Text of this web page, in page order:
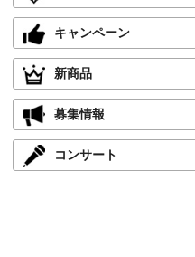
キャンペーン
新商品
募集情報
コンサート